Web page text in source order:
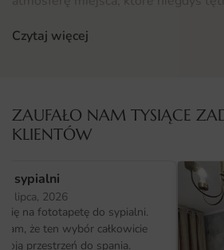
im charakterystycznego, surowego
przestrzeni. Idealnie sprawdzi się w
nowoczesnego, dynamicznego
również interesującym akcentem w
mieszkaniach urządzonych w stylu
unikalny design przyciąga wzrok,
się także do salonów, korytarzy czy
stać się tematem rozmów gości.
Czytaj więcej
ZAUFAŁO NAM TYSIĄCE
KLIENTÓW
sypialni
lipca, 2026
się na fototapetę do sypialni.
że ten wybór całkowicie
przestrzeń do spania.